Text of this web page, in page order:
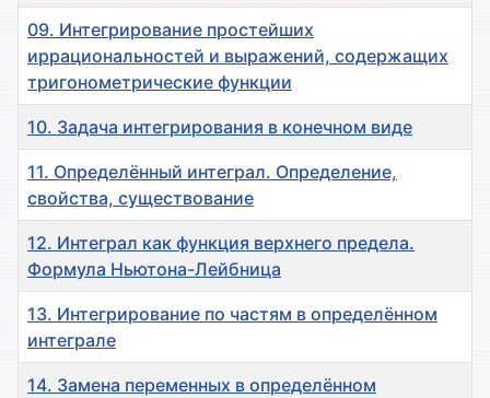
09. Интегрирование простейших
иррациональностей и выражений, содержащих
тригонометрические функции
10. Задача интегрирования в конечном виде
11. Определённый интеграл. Определение,
свойства, существование
12. Интеграл как функция верхнего предела.
Формула Ньютона-Лейбница
13. Интегрирование по частям в определённом
интеграле
14. Замена переменных в определённом